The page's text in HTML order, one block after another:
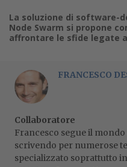
La soluzione di software-
Node Swarm si propone
affrontare le sfide legate
FRANCESCO
Collaboratore
Francesco segue il
scrivendo per numerose
specializzato soprattutto